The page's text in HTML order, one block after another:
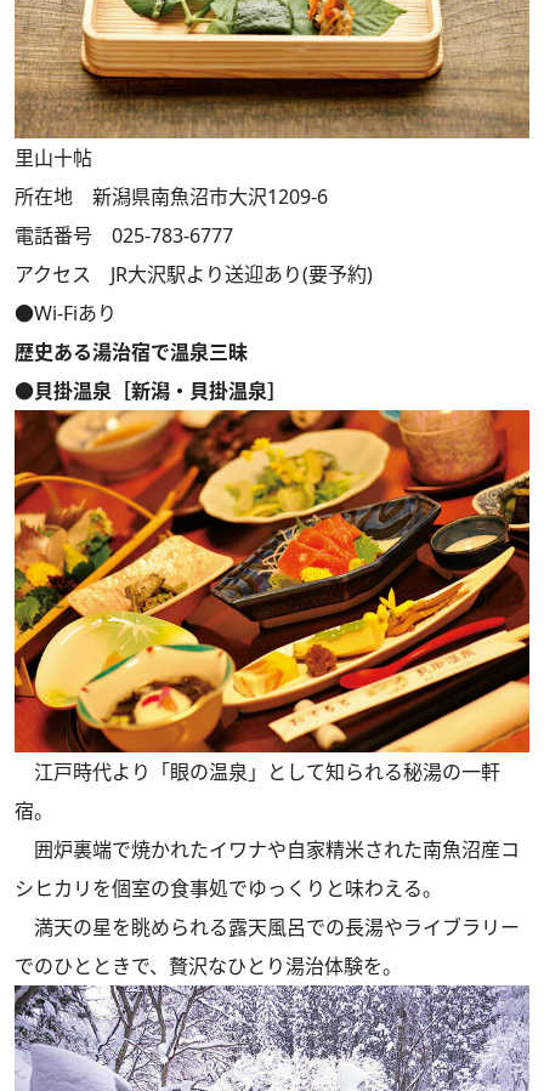
里山十帖
所在地 新潟県南魚沼市大沢1209-6
電話番号 025-783-6777
アクセス JR大沢駅より送迎あり(要予約)
●Wi-Fiあり
歴史ある湯治宿で温泉三昧
●貝掛温泉［新潟・貝掛温泉］
江戸時代より「眼の温泉」として知られる秘湯の一軒
宿。
囲炉裏端で焼かれたイワナや自家精米された南魚沼産コ
シヒカリを個室の食事処でゆっくりと味わえる。
満天の星を眺められる露天風呂での長湯やライブラリー
でのひとときで、贅沢なひとり湯治体験を。